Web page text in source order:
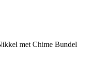
met Chime Bundel